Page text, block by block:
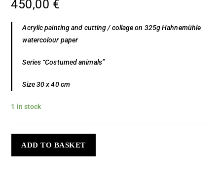
450,00 €
Acrylic painting and cutting / collage on 325g Hahnemühle
watercolour paper
Series “Costumed animals”
Size 30 x 40 cm
1 in stock
ADD TO BASKET